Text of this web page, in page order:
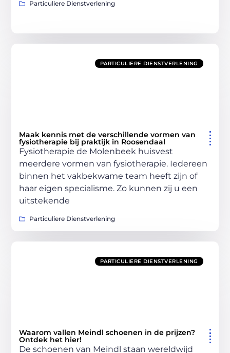
Particuliere Dienstverlening
PARTICULIERE DIENSTVERLENING
Maak kennis met de verschillende vormen van
fysiotherapie bij praktijk in Roosendaal
Fysiotherapie de Molenbeek huisvest
meerdere vormen van fysiotherapie. Iedereen
binnen het vakbekwame team heeft zijn of
haar eigen specialisme. Zo kunnen zij u een
uitstekende
Particuliere Dienstverlening
PARTICULIERE DIENSTVERLENING
Waarom vallen Meindl schoenen in de prijzen?
Ontdek het hier!
De schoenen van Meindl staan wereldwijd